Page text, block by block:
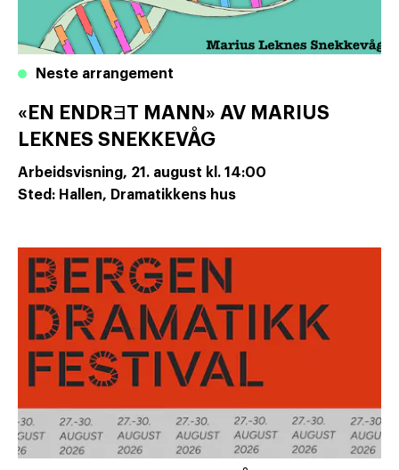
Neste arrangement
«EN ENDRƎT MANN» AV MARIUS
LEKNES SNEKKEVÅG
Arbeidsvisning, 21. august kl. 14:00
Sted: Hallen, Dramatikkens hus